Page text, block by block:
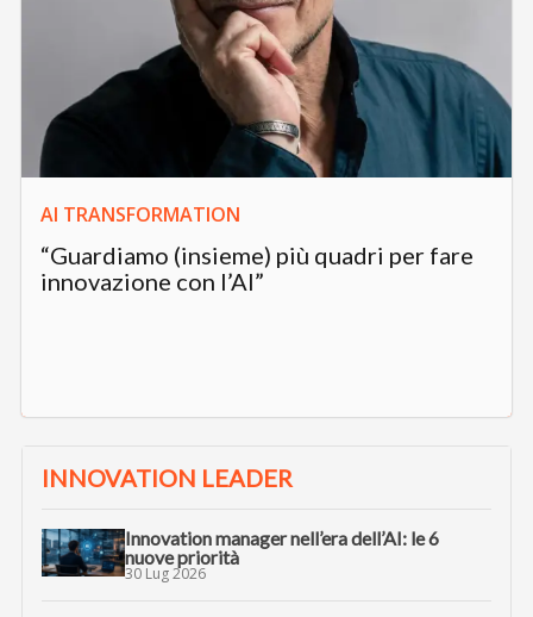
AI TRANSFORMATION
“Guardiamo (insieme) più quadri per fare
innovazione con l’AI”
INNOVATION LEADER
Innovation manager nell’era dell’AI: le 6
nuove priorità
30 Lug 2026